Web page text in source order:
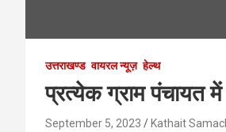
उत्तराखण्ड वायरल न्यूज़ हेल्थ
प्रत्येक ग्राम पंचायत में
September 5, 2023 Kathait